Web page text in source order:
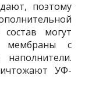
поэтому
могут
мембраны с
УФ-